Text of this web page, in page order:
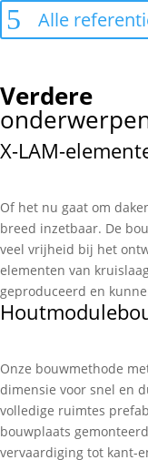
Alle
Verdere
X-LAM-
Of het nu gaat om
breed inzetbaar. De
veel vrijheid bij het
elementen van
geproduceerd en
Onze bouwmethode
dimensie voor snel en
volledige ruimtes
bouwplaats
vervaardiging tot kant-